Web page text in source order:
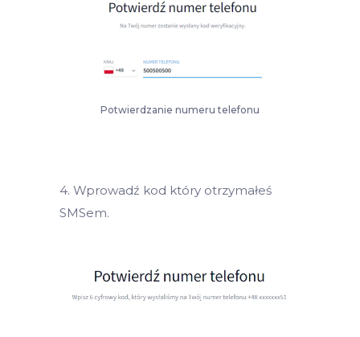
Potwierdzanie numeru telefonu
4. Wprowadź kod który otrzymałeś
SMSem.